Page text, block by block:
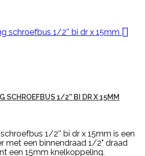

SCHROEFBUS 1/2'' BI DR X 15MM
1/2'' bi dr x 15mm is een
met een binnendraad 1/2" draad
een 15mm knelkoppeling.